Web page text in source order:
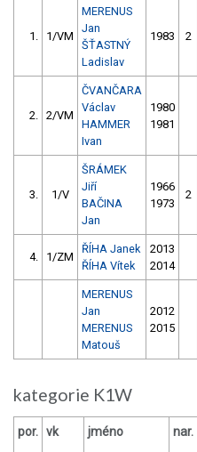
1. 1/VM
MERENUS
Jan
ŠŤASTNÝ
Ladislav
1983 2
2. 2/VM
ČVANČARA
Václav
HAMMER
Ivan
1980
1981
3. 1/V
ŠRÁMEK
Jiří
BAČINA
Jan
1966
1973
2
4. 1/ZM
ŘÍHA Janek
ŘÍHA Vítek
2013
2014
MERENUS
Jan
MERENUS
Matouš
2012
2015
kategorie K1W
por. vk jméno nar.